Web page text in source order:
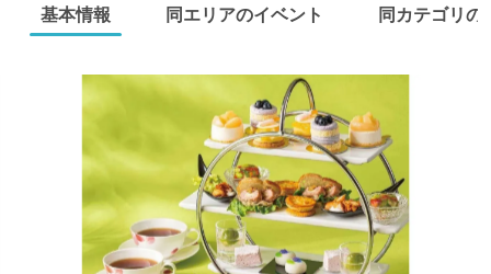
基本情報 同エリアのイベント 同カテゴリの